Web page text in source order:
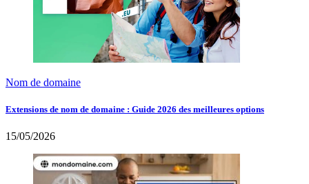
Nom de domaine
Extensions de nom de domaine : Guide 2026 des meilleures options
15/05/2026